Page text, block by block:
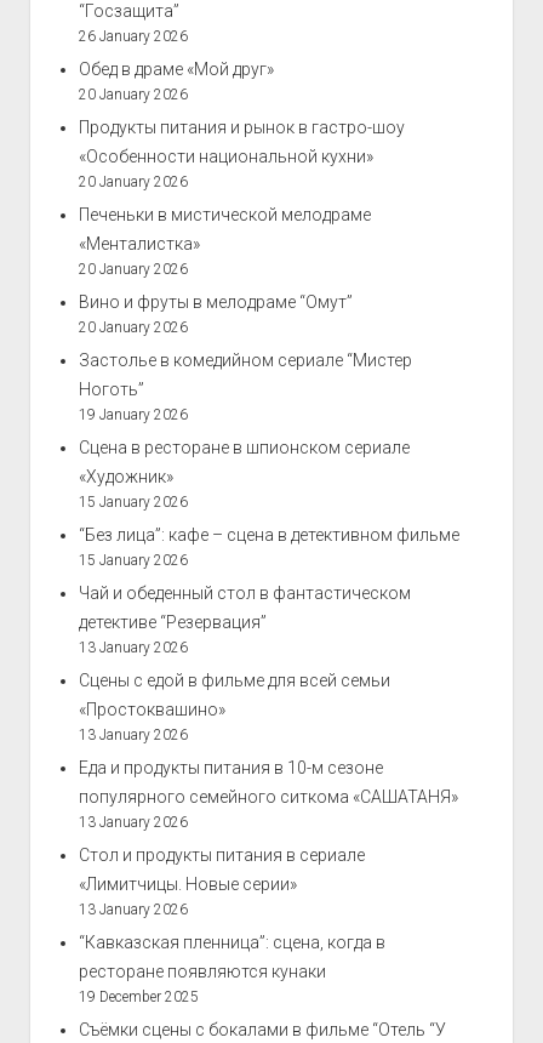
“Госзащита”
26 January 2026
Обед в драме «Мой друг»
20 January 2026
Продукты питания и рынок в гастро-шоу
«Особенности национальной кухни»
20 January 2026
Печеньки в мистической мелодраме
«Менталистка»
20 January 2026
Вино и фруты в мелодраме “Омут”
20 January 2026
Застолье в комедийном сериале “Мистер
Ноготь”
19 January 2026
Сцена в ресторане в шпионском сериале
«Художник»
15 January 2026
“Без лица”: кафе – сцена в детективном фильме
15 January 2026
Чай и обеденный стол в фантастическом
детективе “Резервация”
13 January 2026
Сцены с едой в фильме для всей семьи
«Простоквашино»
13 January 2026
Еда и продукты питания в 10-м сезоне
популярного семейного ситкома «САШАТАНЯ»
13 January 2026
Стол и продукты питания в сериале
«Лимитчицы. Новые серии»
13 January 2026
“Кавказская пленница”: сцена, когда в
ресторане появляются кунаки
19 December 2025
Съёмки сцены с бокалами в фильме “Отель “У